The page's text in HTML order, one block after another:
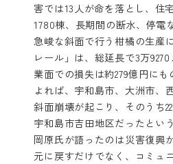
害では13人が命を落とし、住
1780棟、長期間の断水、停電
急峻な斜面で行う柑橘の生産
レール」は、総延長で3万
業面での損失は約279億円に
よれば、宇和島市、大洲市、
斜面崩壊が起こり、そのうち
宇和島市吉田地区だったという
岡原氏が語ったのは災害復興
元に戻すだけでなく、コミュ